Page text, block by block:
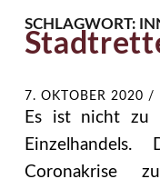
SCHLAGWORT:
7. OKTOBER 2020 /
Es ist nicht zu
Coronakrise